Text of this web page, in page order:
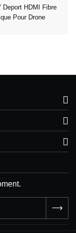
Deport HDMI Fibre
Pour Drone